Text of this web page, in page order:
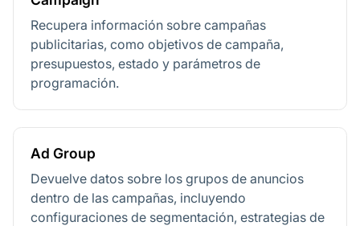
Recupera información sobre campañas
publicitarias, como objetivos de campaña,
presupuestos, estado y parámetros de
programación.
Ad Group
Devuelve datos sobre los grupos de anuncios
dentro de las campañas, incluyendo
configuraciones de segmentación, estrategias de